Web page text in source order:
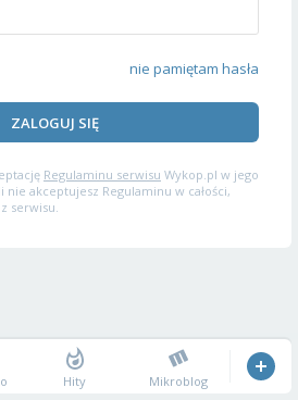
nie pamiętam hasła
ZALOGUJ SIĘ
Regulaminu serwisu Wykop.pl w jego
akceptujesz Regulaminu w całości,
serwisu.
Hity Mikroblog